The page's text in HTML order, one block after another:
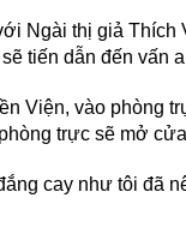
Ngài thị giả Thích
tiến dẫn đến vấn
Viện, vào phòng
trực sẽ mở
cay như tôi đã